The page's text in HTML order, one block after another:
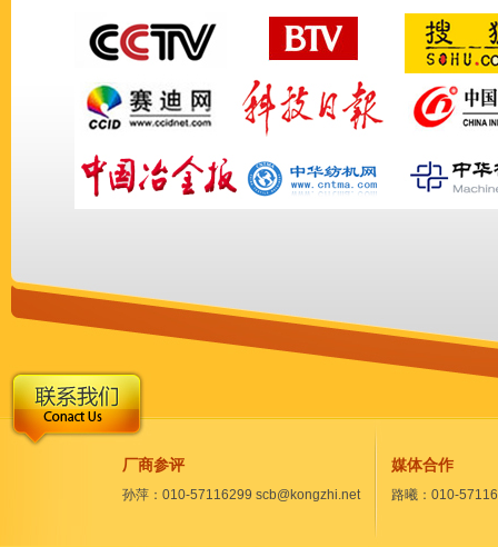
厂商参评
孙萍：010-57116299 scb@kongzhi.net
媒体合作
路曦：010-